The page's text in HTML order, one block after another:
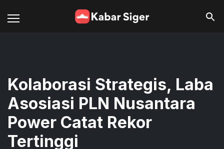
Kolaborasi Strategis, Laba
Asosiasi PLN Nusantara
Power Catat Rekor
Tertinggi